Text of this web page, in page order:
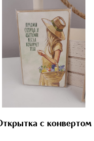
с конвертом